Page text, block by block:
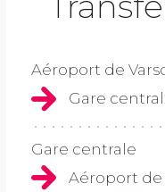
Aéroport de
Gare
Gare centrale
Aéroport de